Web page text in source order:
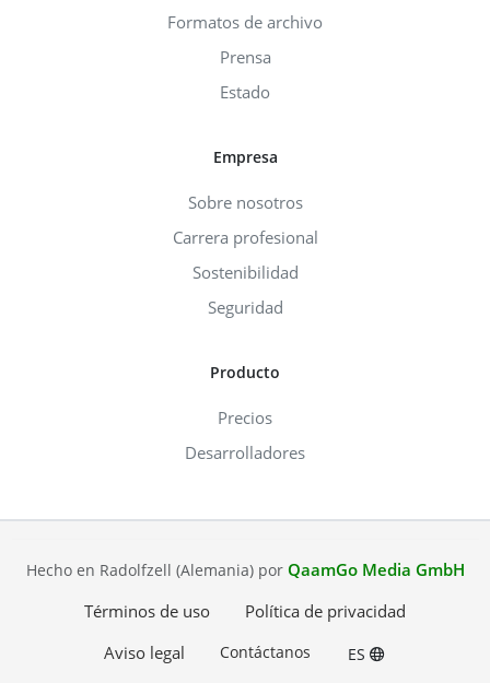
Formatos de archivo
Prensa
Estado
Empresa
Sobre nosotros
Carrera profesional
Sostenibilidad
Seguridad
Producto
Precios
Desarrolladores
Hecho en Radolfzell (Alemania) por QaamGo Media GmbH
Términos de uso
Política de privacidad
Aviso legal
Contáctanos ES